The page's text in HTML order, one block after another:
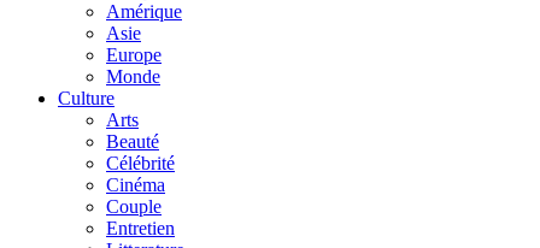
Amérique
Asie
Europe
Monde
Culture
Arts
Beauté
Célébrité
Cinéma
Couple
Entretien